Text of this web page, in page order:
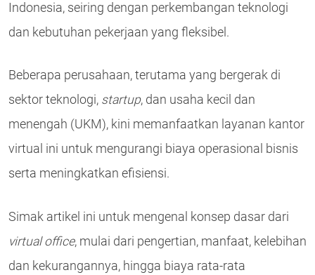
Indonesia, seiring dengan perkembangan teknologi
dan kebutuhan pekerjaan yang fleksibel.
Beberapa perusahaan, terutama yang bergerak di
sektor teknologi, startup, dan usaha kecil dan
menengah (UKM), kini memanfaatkan layanan kantor
virtual ini untuk mengurangi biaya operasional bisnis
serta meningkatkan efisiensi.
Simak artikel ini untuk mengenal konsep dasar dari
virtual office, mulai dari pengertian, manfaat, kelebihan
dan kekurangannya, hingga biaya rata-rata